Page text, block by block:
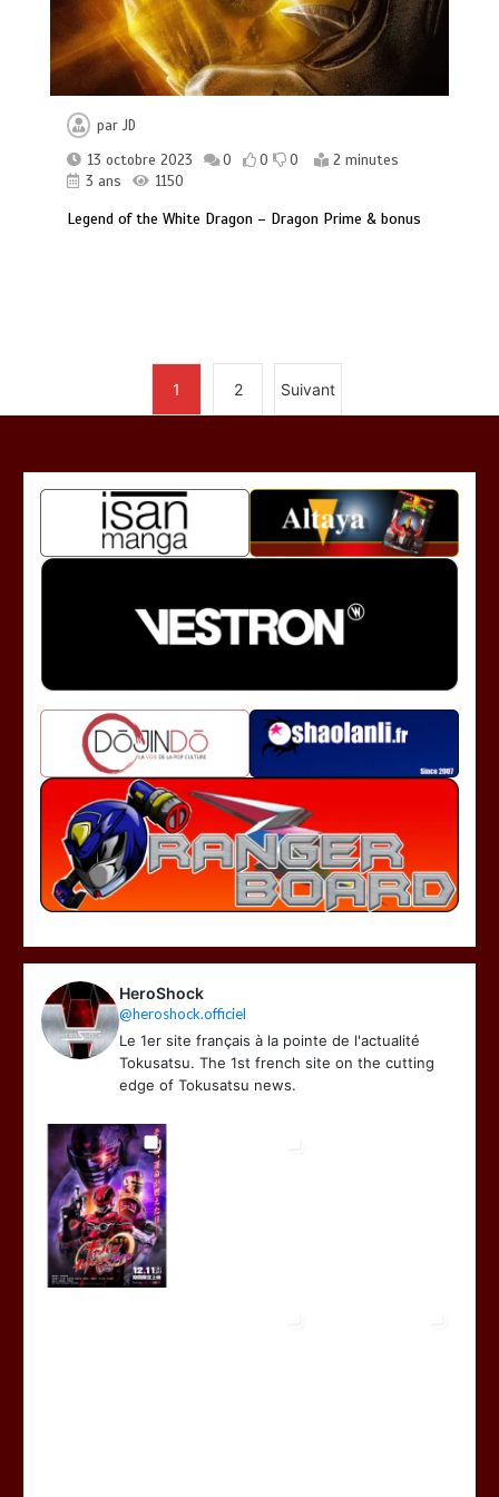
parJD
13 octobre 2023
0 0 0
2 minutes
3 ans
1150
Legend of the White Dragon – Dragon Prime & bonus
1 2 Suivant
HeroShock
@heroshock.officiel
Le 1er site français à la pointe de l'actualité
Tokusatsu. The 1st french site on the cutting
edge of Tokusatsu news.